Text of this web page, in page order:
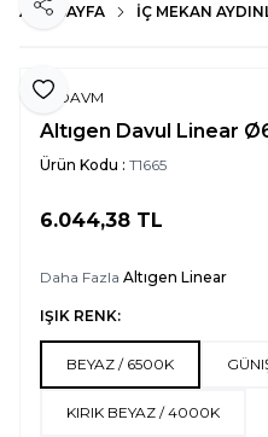
ANA SAYFA İÇ MEKAN
Favoriye Ekle
Paylaş
LEDAVM
Altıgen Davul Linear
Ürün Kodu : T1665
6.044,38 TL
Daha Fazla Altıgen Linear
IŞIK RENK:
BEYAZ / 6500K
KIRIK BEYAZ / 4000K